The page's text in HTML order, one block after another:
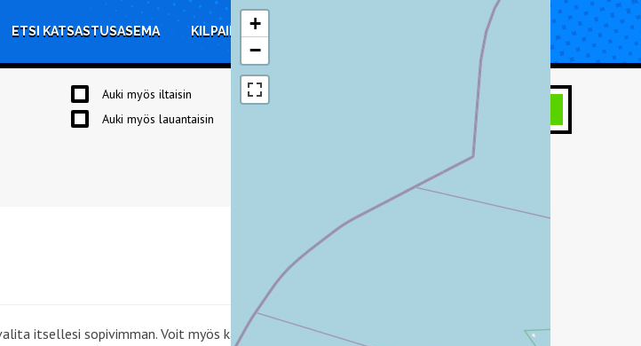
ETSI KATSASTUSASEMA KILPAILUTA KORJAUS TIETOA KATSASTUKSESTA
Auki myös iltaisin
Auki myös lauantaisin
itsellesi sopivimman. Voit myös katsoa mahdolliset asemat, jos haluat
+
−